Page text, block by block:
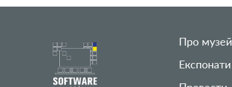
Про музей
Експонати